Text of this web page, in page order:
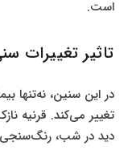
است.
تاثیر تغییرات
در این سنین، نه‌تنها
تغییر می‌کند. قرنیه
دید در شب، رنگ‌سنجی